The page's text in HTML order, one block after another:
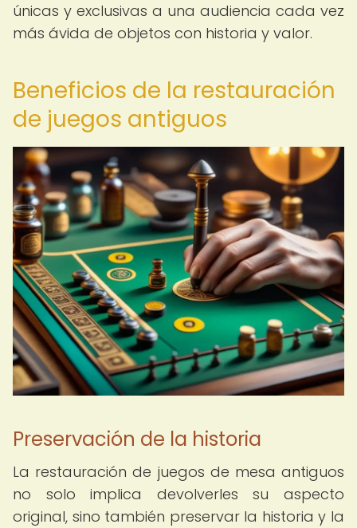
únicas y exclusivas a una audiencia cada vez
más ávida de objetos con historia y valor.
Beneficios de la restauración
de juegos antiguos
Preservación de la historia
La restauración de juegos de mesa antiguos
no solo implica devolverles su aspecto
original, sino también preservar la historia y la